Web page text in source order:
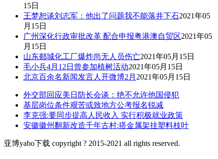
15日
王梦恕谈刘志军：他出了问题我不能落井下石2021年05
月15日
广州深化行政审批改革 配合申报粤港澳自贸区2021年05
月15日
山东郯城化工厂爆炸尚无人员伤亡2021年05月15日
毛小兵4月12日曾参加植树活动2021年05月15日
北京百余名新闻发言人开微博2月 2021年05月15日
外交部回应美日防长会谈：绝不允许他国侵犯
基层岗位条件艰苦或致地方公考报名锐减
李克强:要同步提高人民收入 实行积极就业政策
安徽徽州翻新改造千年古村:搭金属架挂塑料枝叶
亚博yabo下载 copyright ? 2015-2021 all rights reserved.